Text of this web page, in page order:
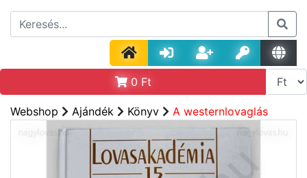
0 Ft
Webshop Ajándék Könyv A westernlovaglás